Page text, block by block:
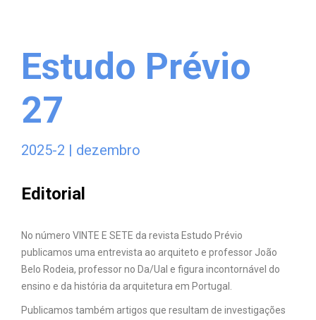
Estudo Prévio
27
2025-2 | dezembro
Editorial
No número VINTE E SETE da revista Estudo Prévio
publicamos uma entrevista ao arquiteto e professor João
Belo Rodeia, professor no Da/Ual e figura incontornável do
ensino e da história da arquitetura em Portugal.
Publicamos também artigos que resultam de investigações